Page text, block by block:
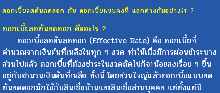
ดอกเบี้ยลดต้นลดดอก กับ ดอกเบี้ยแบบคงที่ แตกต่างกันอย่างไร ?
ดอกเบี้ยลดต้นลดดอก คืออะไร ?
ดอกเบี้ยลดต้นลดดอก (Effective Rate) คือ ดอกเบี้ยที่
คำนวณจากเงินต้นที่เหลือในทุก ๆ งวด ทำให้เมื่อมีการผ่อนชำระบาง
ส่วนไปแล้ว ดอกเบี้ยที่ต้องชำระในงวดถัดไปก็จะน้อยลงเรื่อย ๆ ขึ้น
อยู่กับจำนวนเงินต้นที่เหลือ ทั้งนี้ โดยส่วนใหญ่แล้วดอกเบี้ยแบบลด
ต้นลดดอกมักใช้กับสินเชื่อบ้านและสินเชื่อส่วนบุคคล แต่ตั้งแต่ปี